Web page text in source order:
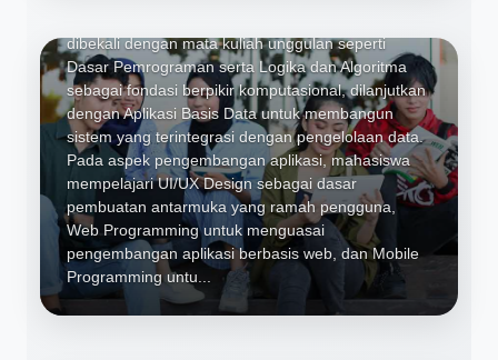
dibekali dengan mata kuliah unggulan seperti
Dasar Pemrograman serta Logika dan Algoritma
sebagai fondasi berpikir komputasional, dilanjutkan
dengan Aplikasi Basis Data untuk membangun
sistem yang terintegrasi dengan pengelolaan data.
Pada aspek pengembangan aplikasi, mahasiswa
mempelajari UI/UX Design sebagai dasar
pembuatan antarmuka yang ramah pengguna,
Web Programming untuk menguasai
pengembangan aplikasi berbasis web, dan Mobile
Programming untu...